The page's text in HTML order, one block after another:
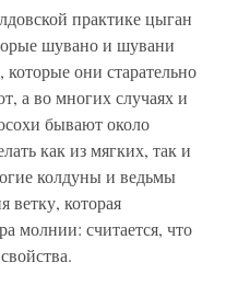
практике цыган
шувано и шувани
они старательно
а во многих случаях и
бывают около
как из мягких, так и
колдуны и ведьмы
ветку, которая
молнии: считается, что